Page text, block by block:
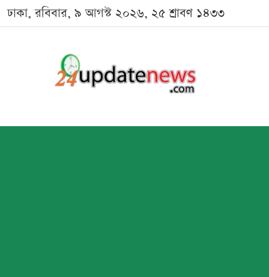
ঢাকা, রবিবার, ৯ আগস্ট ২০২৬, ২৫ শ্রাবণ ১৪৩৩